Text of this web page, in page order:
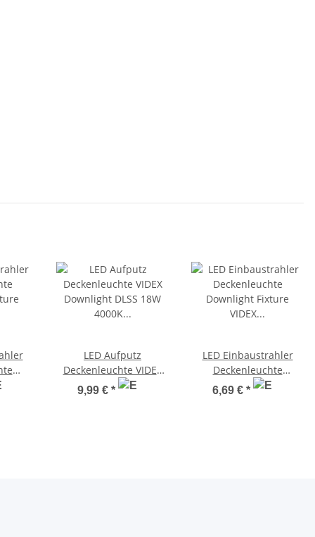
LED Aufputz
Deckenleuchte VIDEX
Downlight DLSS 18W
4000K Surface
9,99 € *
LED Einbaustrahler
Deckenleuchte
Downlight Fixture VIDEX
DLBR-244 24W 4000K
6,69 € *